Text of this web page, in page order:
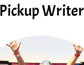
Pickup Writer